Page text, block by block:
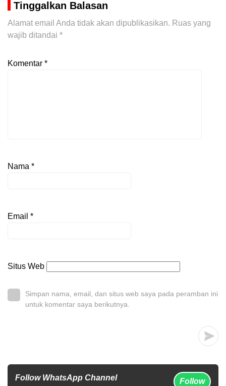
Tinggalkan Balasan
Alamat email Anda tidak akan dipublikasikan. Ruas yang
wajib ditandai *
Komentar *
Nama *
Email *
Situs Web
Simpan nama, email, dan situs web saya pada peramban ini
untuk komentar saya berikutnya.
Follow WhatsApp Channel
Follow